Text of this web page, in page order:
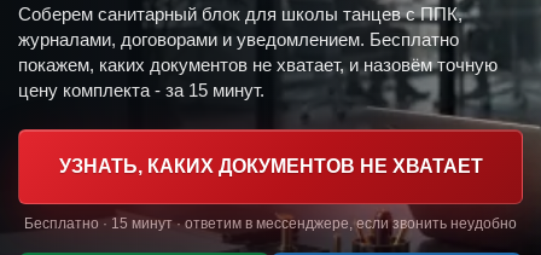
Соберем санитарный блок для школы танцев с ППК,
журналами, договорами и уведомлением. Бесплатно
покажем, каких документов не хватает, и назовём точную
цену комплекта - за 15 минут.
УЗНАТЬ, КАКИХ ДОКУМЕНТОВ НЕ ХВАТАЕТ
Бесплатно · 15 минут · ответим в мессенджере, если звонить неудобно